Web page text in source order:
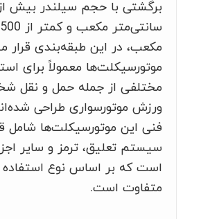
مکعب، در این طبقه‌بندی قرار
موتورسیکلت‌ها معمولاً برای
مختلفی از جمله حمل و نقل
ورزش موتورسواری طراحی
فنی این موتورسیکلت‌ها شامل
سیستم تعلیق، ترمز و سایر
است که بر اساس نوع
متفاوت است.